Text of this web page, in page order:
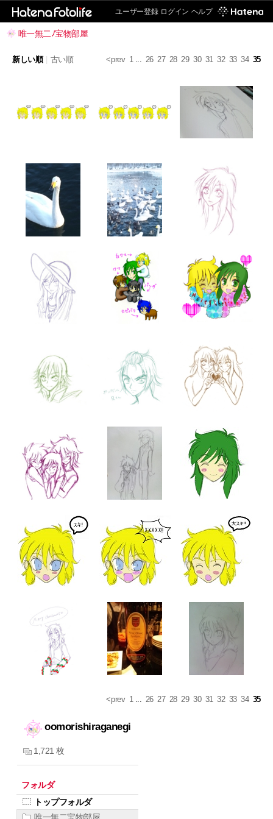
ユーザー登録 ログイン ヘルプ
唯一無二ﾉ宝物部屋
<prev 1... 26 27 28 29 30 31 32 33 34 35
新しい順 古い順
<prev 1... 26 27 28 29 30 31 32 33 34 35
oomorishiraganegi
1,721 枚
フォルダ
トップフォルダ